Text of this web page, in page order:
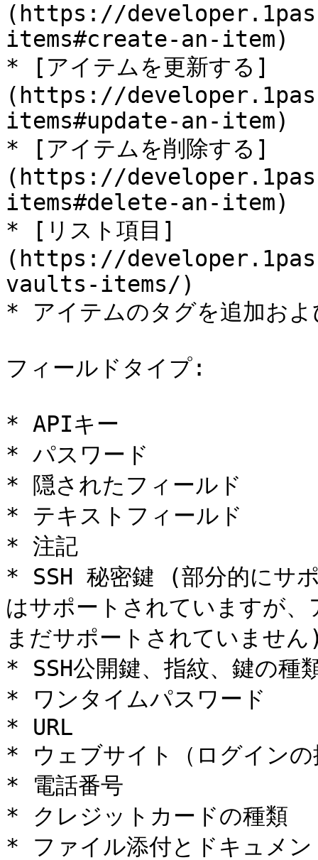
(https://
items#create-an-item)
* [アイテムを更新する]
(https://
items#update-an-item)
* [アイテムを削除する]
(https://
items#delete-an-item)
* [リスト項目]
(https://
vaults-items/)
* アイテムのタグを追加およ
フィールドタイプ:
* APIキー
* パスワード
* 隠されたフィールド
* テキストフィールド
* 注記
* SSH 秘密鍵 (部分的にサ
はサポートされていますが
まだサポートされていませ
* SSH公開鍵、指紋、鍵の種
* ワンタイムパスワード
* URL
* ウェブサイト（ログインの
* 電話番号
* クレジットカードの種類
* ファイル添付とドキュメ